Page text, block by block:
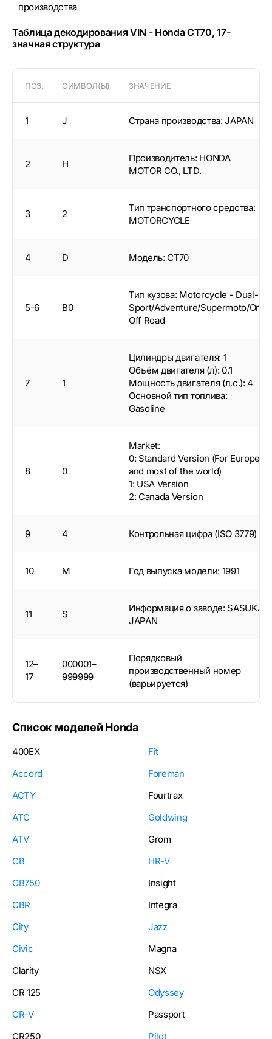
производства
Таблица декодирования VIN - Honda CT70, 17-
значная структура
ПОЗ. СИМВОЛ(Ы) ЗНАЧЕНИЕ
1 J Страна производства: JAPAN
2 H
Производитель: HONDA
MOTOR CO., LTD.
3 2
Тип транспортного средства:
MOTORCYCLE
4 D Модель: CT70
5-6 B0
Тип кузова: Motorcycle - Dual-
Sport/Adventure/Supermoto/On-
Off Road
7 1
Цилиндры двигателя: 1
Объём двигателя (л): 0.1
Мощность двигателя (л.с.): 4
Основной тип топлива:
Gasoline
8 0
Market:
0: Standard Version (For Europe
and most of the world)
1: USA Version
2: Canada Version
9 4 Контрольная цифра (ISO 3779)
10 M Год выпуска модели: 1991
11 S
Информация о заводе: SASUKA
JAPAN
12–
17
000001–
999999
Порядковый
производственный номер
(варьируется)
Список моделей Honda
400EX
Accord
ACTY
ATC
ATV
CB
CB750
CBR
City
Civic
Clarity
CR 125
CR-V
CR250
Fit
Foreman
Fourtrax
Goldwing
Grom
HR-V
Insight
Integra
Jazz
Magna
NSX
Odyssey
Passport
Pilot